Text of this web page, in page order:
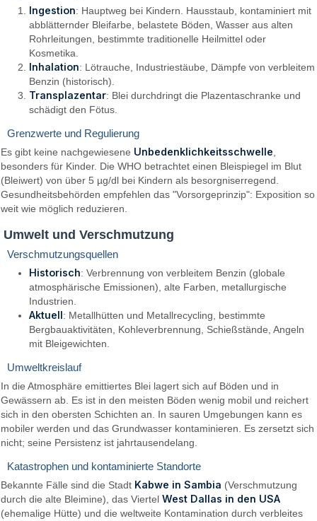
Ingestion: Hauptweg bei Kindern. Hausstaub, kontaminiert mit
abblätternder Bleifarbe, belastete Böden, Wasser aus alten
Rohrleitungen, bestimmte traditionelle Heilmittel oder
Kosmetika.
Inhalation: Lötrauche, Industriestäube, Dämpfe von verbleitem
Benzin (historisch).
Transplazentar: Blei durchdringt die Plazentaschranke und
schädigt den Fötus.
Grenzwerte und Regulierung
Es gibt keine nachgewiesene Unbedenklichkeitsschwelle
besonders für Kinder. Die WHO betrachtet einen Bleispiegel im Blut
(Bleiwert) von über 5 µg/dl bei Kindern als besorgniserregend.
Gesundheitsbehörden empfehlen das "Vorsorgeprinzip": Exposition so
weit wie möglich reduzieren.
Umwelt und Verschmutzung
Verschmutzungsquellen
Historisch: Verbrennung von verbleitem Benzin (globale
atmosphärische Emissionen), alte Farben, metallurgische
Industrien.
Aktuell: Metallhütten und Metallrecycling, bestimmte
Bergbauaktivitäten, Kohleverbrennung, Schießstände, Angeln
mit Bleigewichten.
Umweltkreislauf
In die Atmosphäre emittiertes Blei lagert sich auf Böden und in
Gewässern ab. Es ist in den meisten Böden wenig mobil und reichert
sich in den obersten Schichten an. In sauren Umgebungen kann es
mobiler werden und das Grundwasser kontaminieren. Es zersetzt sich
nicht; seine Persistenz ist jahrtausendelang.
Katastrophen und kontaminierte Standorte
Bekannte Fälle sind die Stadt Kabwe in Sambia (Verschmutzung
durch die alte Bleimine), das ViertelWest Dallas in den USA
(ehemalige Hütte) und die weltweite Kontamination durch verbleites